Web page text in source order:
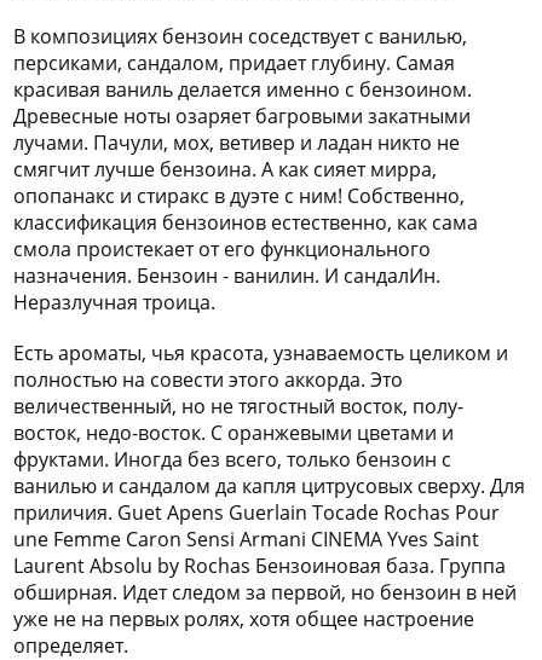
В композициях бензоин соседствует с ванилью,
персиками, сандалом, придает глубину. Самая
красивая ваниль делается именно с бензоином.
Древесные ноты озаряет багровыми закатными
лучами. Пачули, мох, ветивер и ладан никто не
смягчит лучше бензоина. А как сияет мирра,
опопанакс и стиракс в дуэте с ним! Собственно,
классификация бензоинов естественно, как сама
смола проистекает от его функционального
назначения. Бензоин - ванилин. И сандалИн.
Неразлучная троица.
Есть ароматы, чья красота, узнаваемость целиком и
полностью на совести этого аккорда. Это
величественный, но не тягостный восток, полу-
восток, недо-восток. C оранжевыми цветами и
фруктами. Иногда без всего, только бензоин с
ванилью и сандалом да капля цитрусовых сверху. Для
приличия. Guet Apens Guerlain Tocade Rochas Pour
une Femme Caron Sensi Armani CINEMA Yves Saint
Laurent Absolu by Rochas Бензоиновая база. Группа
обширная. Идет следом за первой, но бензоин в ней
уже не на первых ролях, хотя общее настроение
определяет.